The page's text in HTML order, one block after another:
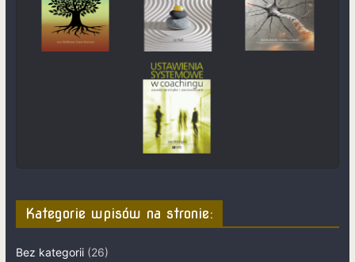
Kategorie wpisów na stronie:
Bez kategorii(26)